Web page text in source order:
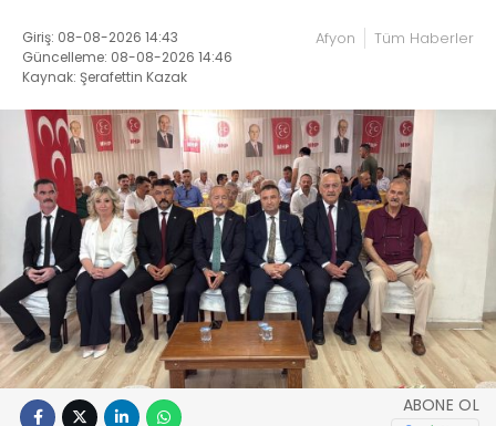
Giriş: 08-08-2026 14:43
Güncelleme: 08-08-2026 14:46
Kaynak: Şerafettin Kazak
Afyon Tüm Haberler
ABONE OL